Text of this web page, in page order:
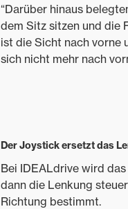
“Darüber hinaus
dem Sitz sitzen und die
ist die Sicht nach vorne
sich nicht mehr nach
Der Joystick ersetzt das
Bei IDEALdrive wird
dann die Lenkung
Richtung bestimmt.